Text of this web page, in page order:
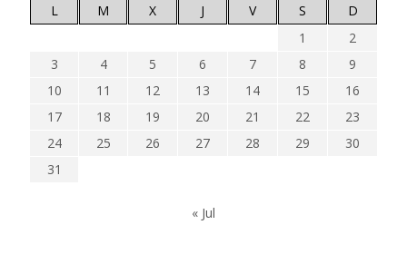
L
M X J V S
D
1
2
3
4 5 6 7 8
9
10
11 12 13 14 15
16
17
18 19 20 21 22
23
24
25 26 27 28 29
30
31
« Jul